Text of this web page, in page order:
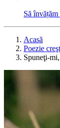
Să
Acasă
Poezie
Spuneţi-